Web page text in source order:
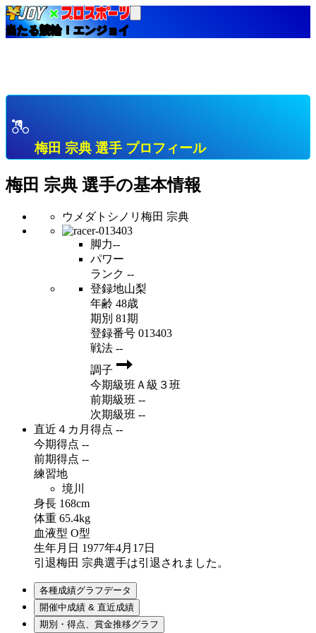
当たる競輪！エンジョイ
梅田 宗典 選手 プロフィール
梅田 宗典 選手の基本情報
ウメダトシノリ 梅田 宗典
脚力--
パワー
ランク --
登録地山梨
年齢 48歳
期別 81期
登録番号 013403
戦法 --
調子
今期級班Ａ級３班
前期級班 --
次期級班 --
直近４カ月得点 --
今期得点 --
前期得点 --
練習地
境川
身長 168cm
体重 65.4kg
血液型 O型
生年月日 1977年4月17日
引退梅田 宗典選手は引退されました。
各種成績グラフデータ
開催中成績 & 直近成績
期別・得点、賞金推移グラフ